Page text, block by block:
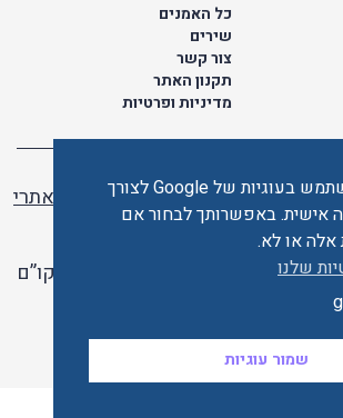
כל האמנים
שירים
צור קשר
תקנון האתר
מדיניות ופרטיות
לתו ישראלי | ליאור מזור -
בניית אתרי
וורדפרס
האתר פועל ברשיון אקו”ם
האתר שלנו משתמש בעוגיות של Google לצורך
אישית. באפשרותך לבחור אם
אלה או לא.
שלנו
שמור עוגיות